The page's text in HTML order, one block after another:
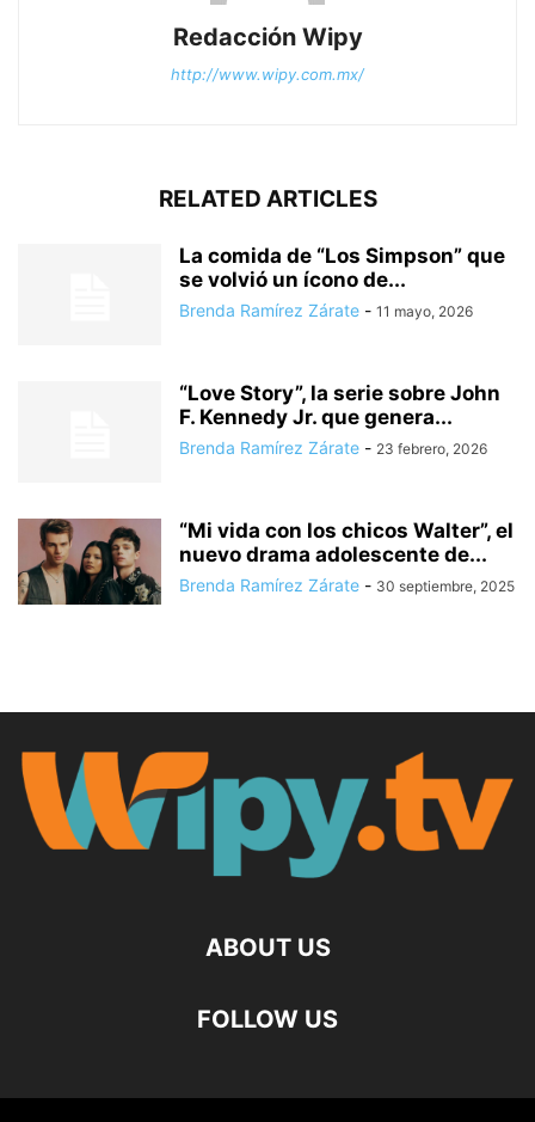
Redacción Wipy
http://www.wipy.com.mx/
RELATED ARTICLES
La comida de “Los Simpson” que
se volvió un ícono de...
Brenda Ramírez Zárate - 11 mayo, 2026
“Love Story”, la serie sobre John
F. Kennedy Jr. que genera...
Brenda Ramírez Zárate - 23 febrero, 2026
“Mi vida con los chicos Walter”, el
nuevo drama adolescente de...
Brenda Ramírez Zárate - 30 septiembre, 2025
ABOUT US
FOLLOW US